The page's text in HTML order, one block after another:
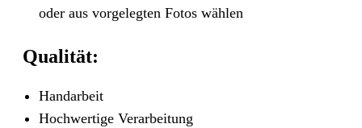
oder aus vorgelegten Fotos wählen
Qualität:
Handarbeit
Hochwertige Verarbeitung